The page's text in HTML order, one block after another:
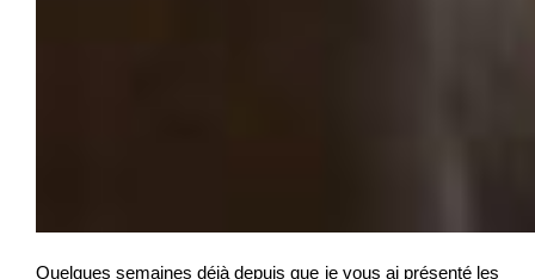
Quelques semaines déjà depuis que je vous ai présenté les